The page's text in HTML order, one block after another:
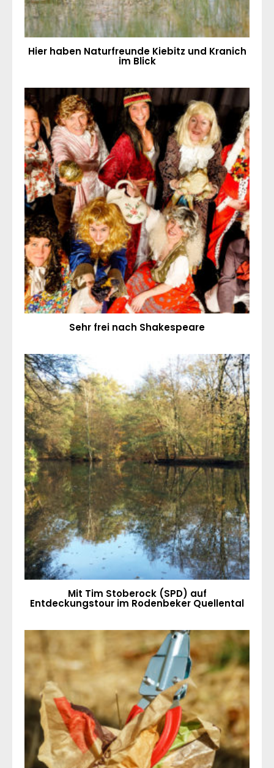
Hier haben Naturfreunde Kiebitz und Kranich
im Blick
Sehr frei nach Shakespeare
Mit Tim Stoberock (SPD) auf
Entdeckungstour im Rodenbeker Quellental